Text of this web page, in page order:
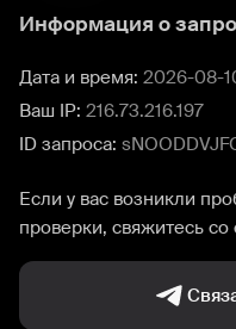
Информация о
Дата и время: 2026-08-
Ваш IP: 216.73.216.197
ID запроса:
Если у вас возникли
проверки, свяжитесь